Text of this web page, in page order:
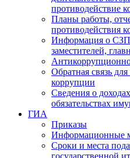
противодействие
Планы работы,
противодействия
Информация о
заместителей,
Обратная связь
коррупции
Сведения о
обязательствах
ГИА
Приказы
Информационные
Сроки и места